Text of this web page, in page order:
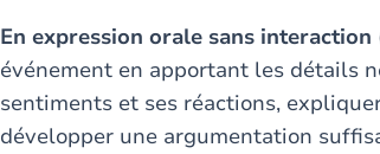
En expression orale sans interaction
événement en apportant les détails
sentiments et ses réactions,
développer une argumentation